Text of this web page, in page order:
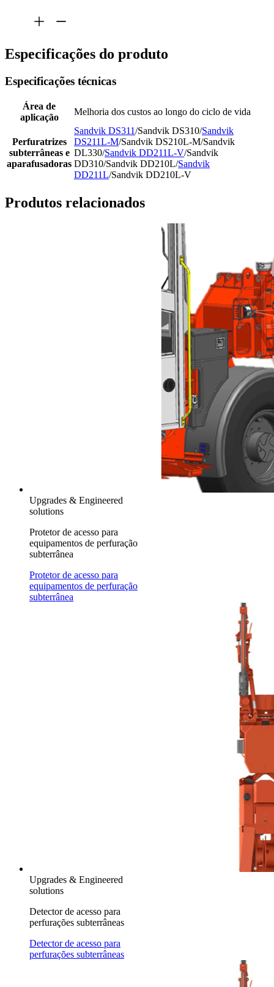
Especificações do produto
Especificações técnicas
Área de
aplicação
Melhoria dos custos ao longo do ciclo de vida
Perfuratrizes
subterrâneas e
aparafusadoras
Sandvik DS311/Sandvik DS310/Sandvik
DS211L-M/Sandvik DS210L-M/Sandvik
DL330/Sandvik DD211L-V/Sandvik
DD310/Sandvik DD210L/Sandvik
DD211L/Sandvik DD210L-V
Produtos relacionados
Upgrades & Engineered
solutions
Protetor de acesso para
equipamentos de perfuração
subterrânea
Protetor de acesso para
equipamentos de perfuração
subterrânea
Upgrades & Engineered
solutions
Detector de acesso para
perfurações subterrâneas
Detector de acesso para
perfurações subterrâneas